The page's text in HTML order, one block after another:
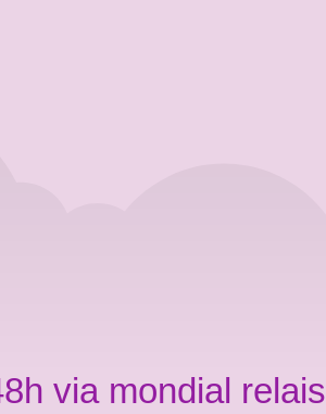
via mondial relais